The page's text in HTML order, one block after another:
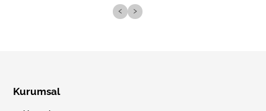
‹ ›
Kurumsal